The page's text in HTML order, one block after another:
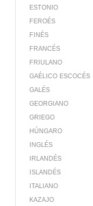
ESTONIO
FEROÉS
FINÉS
FRANCÉS
FRIULANO
GAÉLICO ESCOCÉS
GALÉS
GEORGIANO
GRIEGO
HÚNGARO
INGLÉS
IRLANDÉS
ISLANDÉS
ITALIANO
KAZAJO